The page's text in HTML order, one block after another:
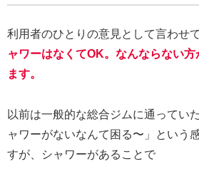
利用者のひとりの意見として言わせ
ャワーはなくてOK。なんならない
ます。
以前は一般的な総合ジムに通ってい
ャワーがないなんて困る〜」という
すが、シャワーがあることで